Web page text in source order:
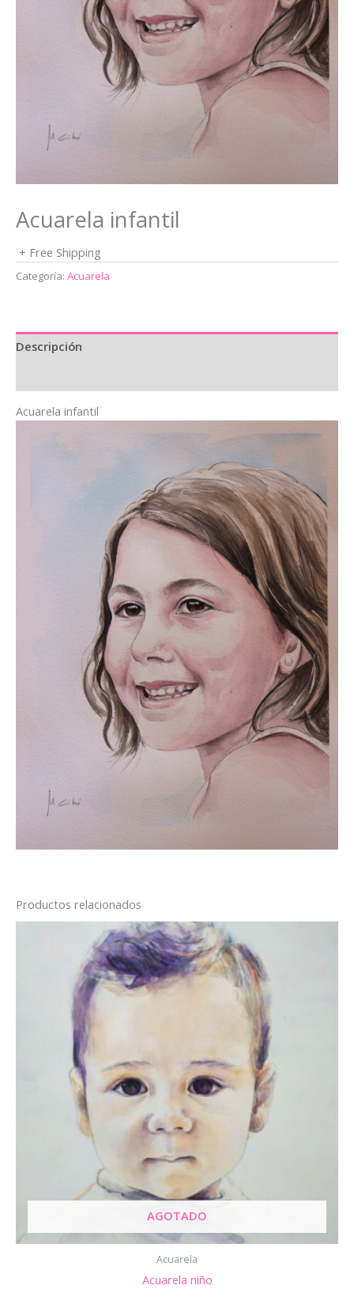
Acuarela infantil
+ Free Shipping
Categoría: Acuarela
Descripción
Acuarela infantil
Productos relacionados
AGOTADO
Acuarela
Acuarela niño